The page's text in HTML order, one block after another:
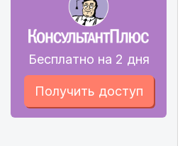
Бесплатно на 2 дня
Получить доступ